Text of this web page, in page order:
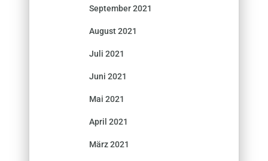
September 2021
August 2021
Juli 2021
Juni 2021
Mai 2021
April 2021
März 2021